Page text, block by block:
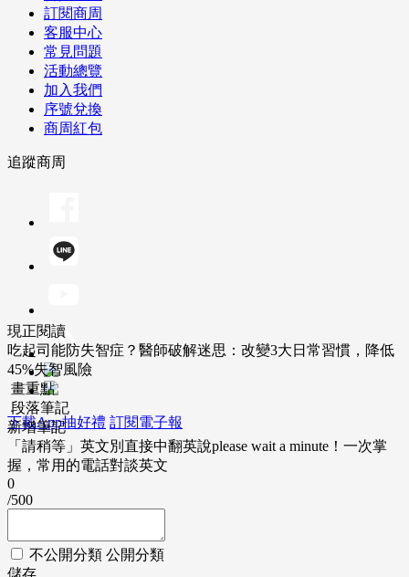
訂閱商周
客服中心
常見問題
活動總覽
加入我們
序號兌換
商周紅包
追蹤商周
下載App抽好禮 訂閱電子報
現正閱讀
吃起司能防失智症？醫師破解迷思：改變3大日常習慣，降低
45%失智風險
畫重點
段落筆記
新增筆記
「請稍等」英文別直接中翻英說please wait a minute！一次掌
握，常用的電話對談英文
0
/500
不公開分類 公開分類
儲存